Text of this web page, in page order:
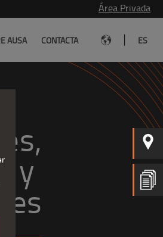
Área Privada
AUSA CONTACTA ES
y